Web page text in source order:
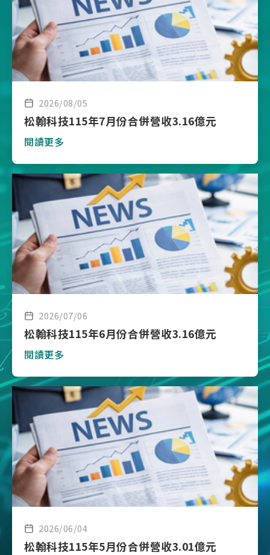
2026/08/05
松翰科技115年7月份合併營收3.16億元
閱讀更多
2026/07/06
松翰科技115年6月份合併營收3.16億元
閱讀更多
2026/06/04
松翰科技115年5月份合併營收3.01億元